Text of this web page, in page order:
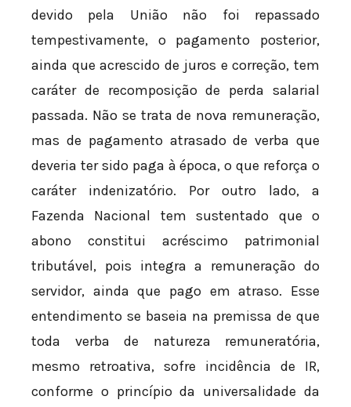
devido pela União não foi repassado
tempestivamente, o pagamento posterior,
ainda que acrescido de juros e correção, tem
caráter de recomposição de perda salarial
passada. Não se trata de nova remuneração,
mas de pagamento atrasado de verba que
deveria ter sido paga à época, o que reforça o
caráter indenizatório. Por outro lado, a
Fazenda Nacional tem sustentado que o
abono constitui acréscimo patrimonial
tributável, pois integra a remuneração do
servidor, ainda que pago em atraso. Esse
entendimento se baseia na premissa de que
toda verba de natureza remuneratória,
mesmo retroativa, sofre incidência de IR,
conforme o princípio da universalidade da